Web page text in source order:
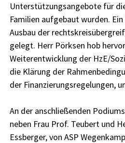
Unterstützungsangebote für
Familien aufgebaut wurden.
Ausbau der
gelegt. Herr Pörksen hob
Weiterentwicklung der HzE/
die Klärung der
der Finanzierungsregelungen,
An der anschließenden
neben Frau Prof. Teubert und
Essberger, von ASP